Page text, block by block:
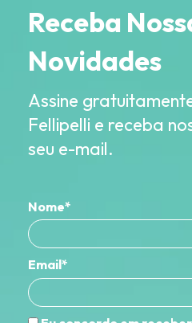
Receba
Novidades
Assine
Fellipelli e receba
seu e-mail.
Nome*
Email*